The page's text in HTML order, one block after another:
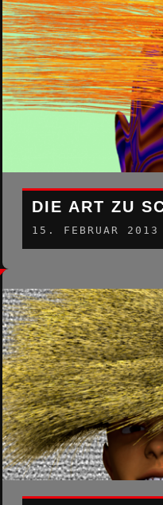
DIE ART ZU
15. FEBRUAR 2013